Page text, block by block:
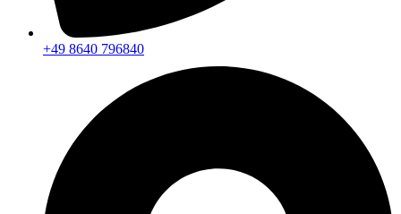
+49 8640 796840